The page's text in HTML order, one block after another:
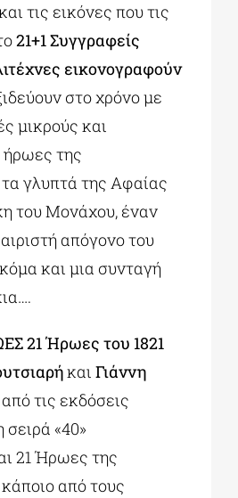
τις εικόνες που τις
21+1 Συγγραφείς
εικονογραφούν
στο χρόνο με
μικρούς και
της
γλυπτά της Αφαίας
του Μονάχου, έναν
απόγονο του
και μια συνταγή
21 Ήρωες του 1821
και Γιάννη
τις εκδόσεις
«40»
21 Ήρωες της
από τους